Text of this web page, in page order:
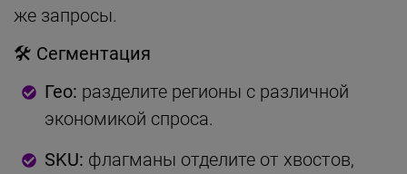
же запросы.
🛠 Сегментация
Гео: разделите регионы с различной
экономикой спроса.
SKU: флагманы отделите от хвостов,